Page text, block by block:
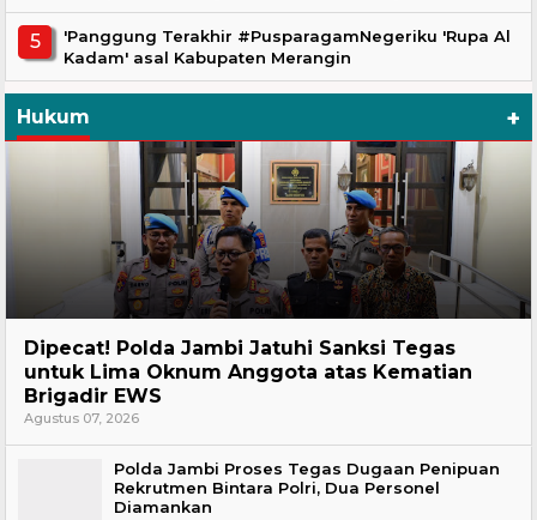
'Panggung Terakhir #PusparagamNegeriku 'Rupa Al
Kadam' asal Kabupaten Merangin
Hukum +
Dipecat! Polda Jambi Jatuhi Sanksi Tegas
untuk Lima Oknum Anggota atas Kematian
Brigadir EWS
Agustus 07, 2026
Polda Jambi Proses Tegas Dugaan Penipuan
Rekrutmen Bintara Polri, Dua Personel
Diamankan